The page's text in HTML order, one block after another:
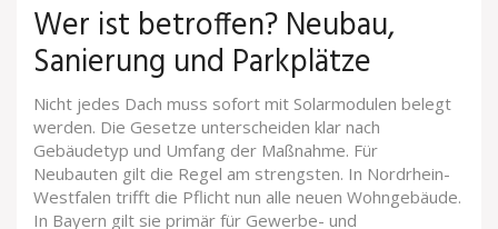
Wer ist betroffen? Neubau,
Sanierung und Parkplätze
Nicht jedes Dach muss sofort mit Solarmodulen belegt
werden. Die Gesetze unterscheiden klar nach
Gebäudetyp und Umfang der Maßnahme. Für
Neubauten gilt die Regel am strengsten. In Nordrhein-
Westfalen trifft die Pflicht nun alle neuen Wohngebäude.
In Bayern gilt sie primär für Gewerbe- und